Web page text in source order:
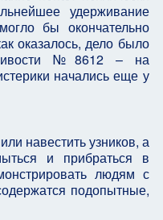
удерживание
бы окончательно
оказалось, дело было
№8612 – на
начались еще у
навестить узников, а
и прибраться в
людям с
подопытные,